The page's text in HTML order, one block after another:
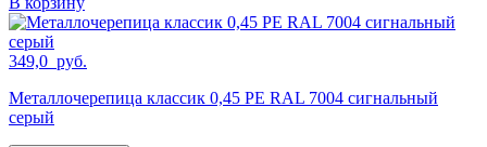
349,0 руб.
Металлочерепица классик 0,45 PE RAL 7004 сигнальный
серый